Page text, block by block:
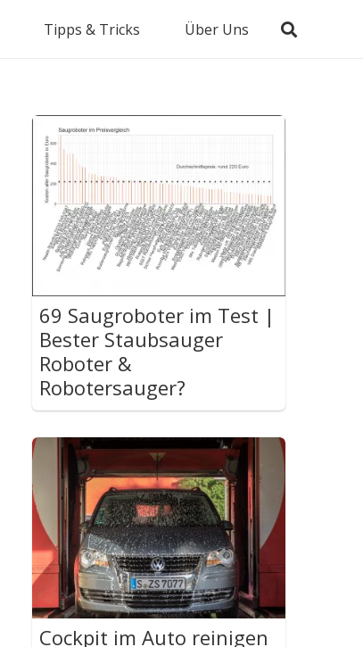
Tipps & Tricks Über Uns
69 Saugroboter im Test |
Bester Staubsauger
Roboter &
Robotersauger?
Cockpit im Auto reinigen